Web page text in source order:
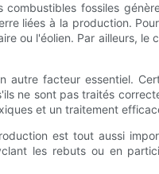
combustibles fossiles
liées à la production.
ou l'éolien. Par ailleurs,
autre facteur essentiel.
ne sont pas traités
et un traitement
est tout aussi
les rebuts ou en